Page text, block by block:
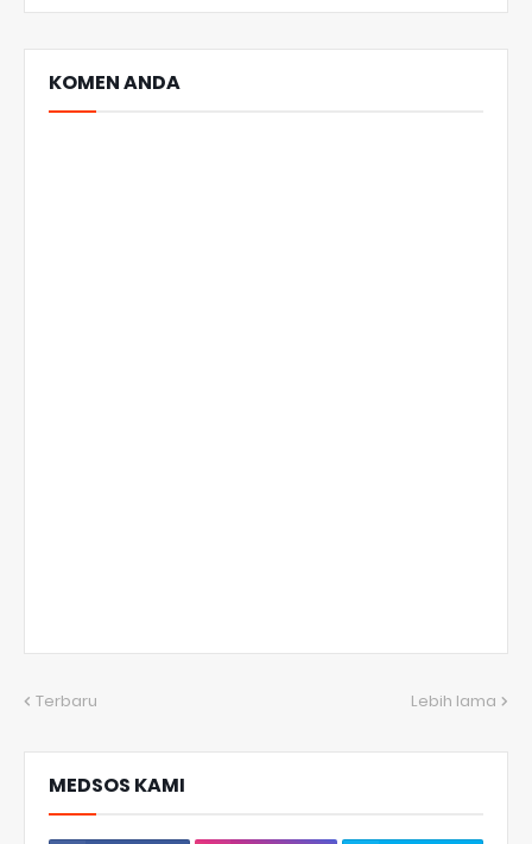
KOMEN ANDA
Terbaru Lebih lama
MEDSOS KAMI